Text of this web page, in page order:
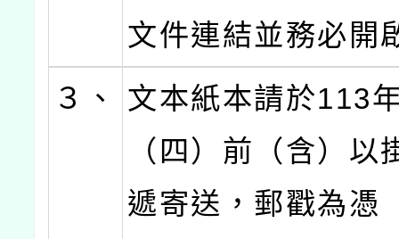
文件連結並務必開
３、
文本紙本請於113
（四）前（含）以
遞寄送，郵戳為憑